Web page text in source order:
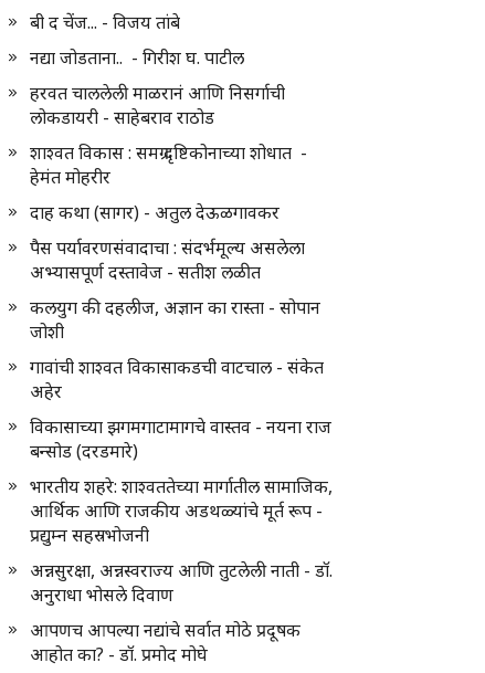
बी द चेंज... - विजय तांबे
नद्या जोडताना.. - गिरीश घ. पाटील
हरवत चाललेली माळरानं आणि निसर्गाची
लोकडायरी - साहेबराव राठोड
शाश्वत विकास : समग्र दृष्टिकोनाच्या शोधात -
हेमंत मोहरीर
दाह कथा (सागर) - अतुल देऊळगावकर
पैस पर्यावरणसंवादाचा : संदर्भमूल्य असलेला
अभ्यासपूर्ण दस्तावेज - सतीश लळीत
कलयुग की दहलीज, अज्ञान का रास्ता - सोपान
जोशी
गावांची शाश्वत विकासाकडची वाटचाल - संकेत
अहेर
विकासाच्या झगमगाटामागचे वास्तव - नयना राज
बन्सोड (दरडमारे)
भारतीय शहरे: शाश्वततेच्या मार्गातील सामाजिक,
आर्थिक आणि राजकीय अडथळ्यांचे मूर्त रूप -
प्रद्युम्न सहस्रभोजनी
अन्नसुरक्षा, अन्नस्वराज्य आणि तुटलेली नाती - डॉ.
अनुराधा भोसले दिवाण
आपणच आपल्या नद्यांचे सर्वात मोठे प्रदूषक
आहोत का? - डॉ. प्रमोद मोघे